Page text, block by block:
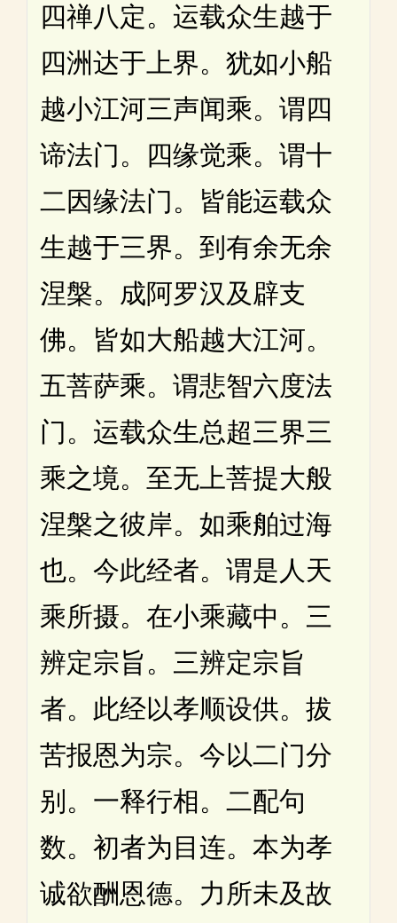
四禅八定。运载众生越于
四洲达于上界。犹如小船
越小江河三声闻乘。谓四
谛法门。四缘觉乘。谓十
二因缘法门。皆能运载众
生越于三界。到有余无余
涅槃。成阿罗汉及辟支
佛。皆如大船越大江河。
五菩萨乘。谓悲智六度法
门。运载众生总超三界三
乘之境。至无上菩提大般
涅槃之彼岸。如乘舶过海
也。今此经者。谓是人天
乘所摄。在小乘藏中。三
辨定宗旨。三辨定宗旨
者。此经以孝顺设供。拔
苦报恩为宗。今以二门分
别。一释行相。二配句
数。初者为目连。本为孝
诚欲酬恩德。力所未及故